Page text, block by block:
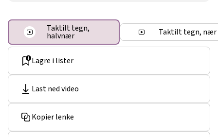
Lagre i lister
Last ned video
Kopier lenke
Taktilt tegn,
halvnær Taktilt tegn, nær